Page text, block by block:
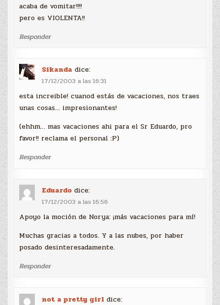
acaba de vomitar!!!!
pero es VIOLENTA!!
Responder
Sikanda dice:
17/12/2003 a las 16:31
esta increible! cuanod estás de vacaciones, nos traes
unas cosas… impresionantes!
(ehhm… mas vacaciones ahi para el Sr Eduardo, pro
favor!! reclama el personal :P)
Responder
Eduardo dice:
17/12/2003 a las 16:56
Apoyo la moción de Norya: ¡más vacaciones para mí!
Muchas gracias a todos. Y a las nubes, por haber
posado desinteresadamente.
Responder
not a pretty girl dice: